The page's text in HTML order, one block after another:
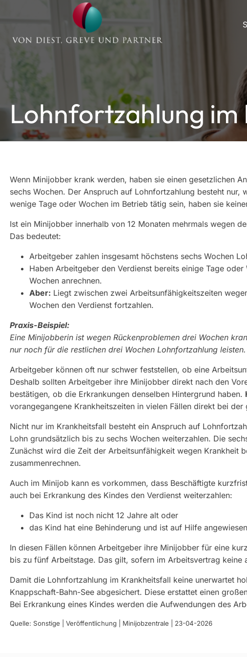
Lohnfortzahlung im
Wenn Minijobber krank werden, haben sie einen gesetzlichen
sechs Wochen. Der Anspruch auf Lohnfortzahlung besteht
wenige Tage oder Wochen im Betrieb tätig sein, haben sie
Ist ein Minijobber innerhalb von 12 Monaten mehrmals wegen
Das bedeutet:
Arbeitgeber zahlen insgesamt höchstens sechs Wochen
Haben Arbeitgeber den Verdienst bereits einige Tage
Wochen anrechnen.
Aber: Liegt zwischen zwei Arbeitsunfähigkeitszeiten
Wochen den Verdienst fortzahlen.
Praxis-Beispiel:
Eine Minijobberin ist wegen Rückenproblemen drei Wochen
nur noch für die restlichen drei Wochen Lohnfortzahlung leisten.
Arbeitgeber können oft nur schwer feststellen, ob eine
Deshalb sollten Arbeitgeber ihre Minijobber direkt nach den
bestätigen, ob die Erkrankungen denselben Hintergrund haben.
vorangegangene Krankheitszeiten in vielen Fällen direkt bei
Nicht nur im Krankheitsfall besteht ein Anspruch auf
Lohn grundsätzlich bis zu sechs Wochen weiterzahlen. Die
Zunächst wird die Zeit der Arbeitsunfähigkeit wegen Krankheit
zusammenrechnen.
Auch im Minijob kann es vorkommen, dass Beschäftigte
auch bei Erkrankung des Kindes den Verdienst weiterzahlen:
Das Kind ist noch nicht 12 Jahre alt oder
das Kind hat eine Behinderung und ist auf Hilfe
In diesen Fällen können Arbeitgeber ihre Minijobber für eine
bis zu fünf Arbeitstage. Das gilt, sofern im Arbeitsvertrag keine
Damit die Lohnfortzahlung im Krankheitsfall keine unerwartet
Knappschaft-Bahn-See abgesichert. Diese erstattet einen
Bei Erkrankung eines Kindes werden die Aufwendungen des
Quelle: Sonstige | Veröffentlichung | Minijobzentrale | 23-04-2026